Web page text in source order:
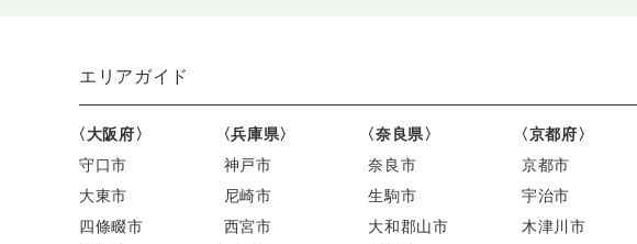
エリアガイド
〈大阪府〉
守口市
大東市
四條畷市
〈兵庫県〉
神戸市
尼崎市
西宮市
〈奈良県〉
奈良市
生駒市
大和郡山市
〈京都府〉
京都市
宇治市
木津川市